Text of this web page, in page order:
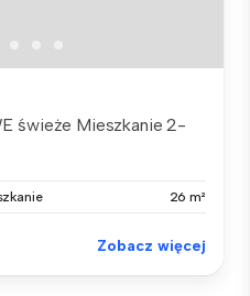
świeże Mieszkanie 2-
26 m²
Zobacz więcej